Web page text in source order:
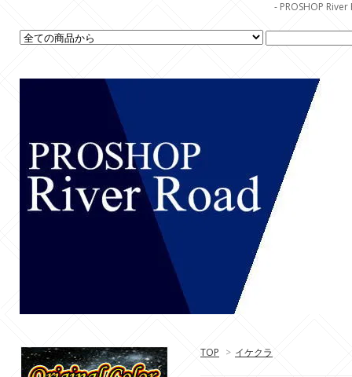
- PROSHOP
TOP > イケクラ